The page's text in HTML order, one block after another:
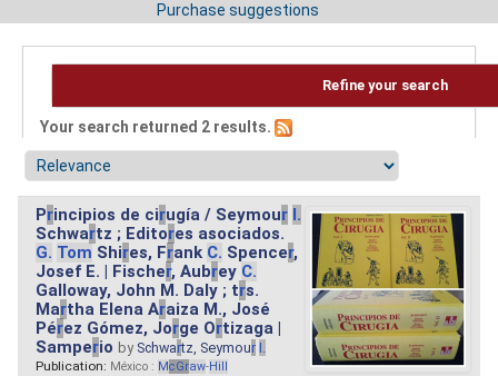
Purchase suggestions
Refine your search
Your search returned 2 results.
Principios de cirugía / Seymour I.
Schwartz ; Editores asociados.
G. Tom Shires, Frank C. Spencer,
Josef E. | Fischer, Aubrey C.
Galloway, John M. Daly ; trs.
Martha Elena Araiza M., José
Pérez Gómez, Jorge Ortizaga |
Samperio by Schwartz, Seymour I.
Publication: México : McGraw-Hill